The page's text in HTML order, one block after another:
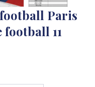
Paris
11